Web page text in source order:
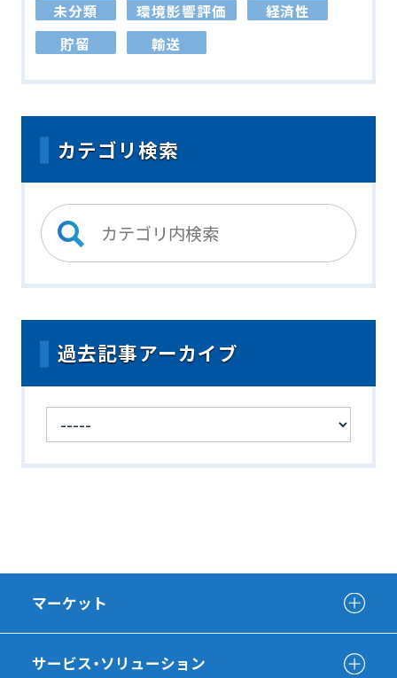
未分類
環境影響評価
経済性
貯留
輸送
カテゴリ検索
過去記事アーカイブ
マーケット
サービス・ソリューション